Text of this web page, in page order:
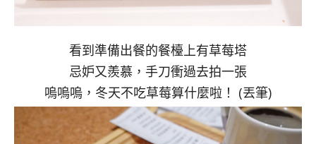
看到準備出餐的餐檯上有草莓塔
忌妒又羨慕，手刀衝過去拍一張
嗚嗚嗚，冬天不吃草莓算什麼啦！ (丟筆)